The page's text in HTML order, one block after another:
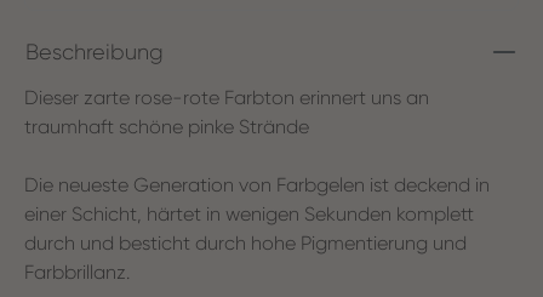
Beschreibung
Dieser zarte rose-rote Farbton erinnert uns an
traumhaft schöne pinke Strände
Die neueste Generation von Farbgelen ist deckend in
einer Schicht, härtet in wenigen Sekunden komplett
durch und besticht durch hohe Pigmentierung und
Farbbrillanz.